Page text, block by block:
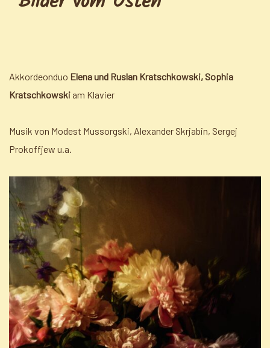
Akkordeonduo Elena und Ruslan Kratschkowski, Sophia
Kratschkowski am Klavier
Musik von Modest Mussorgski, Alexander Skrjabin, Sergej
Prokoffjew u.a.